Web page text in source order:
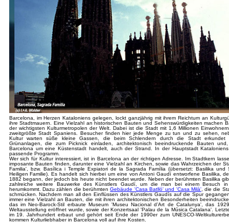
Barcelona, im Herzen Kataloniens gelegen, lockt ganzjährig mit ihrem Reichtum an
ihre Stadtmauern. Eine Vielzahl an historischen Bauten und Sehenswürdigkeiten machen
der wichtigsten Kulturmetropolen der Welt. Dabei ist die Stadt mit 1,6 Millionen
zweitgrößte Stadt Spaniens. Besucher finden hier jede Menge zu tun und zu sehen,
Kultur warten süße kleine Gassen, die beim Schlendern durch die Stadt erkundet
Grünanlagen, die zum Picknick einladen, architektonisch beeindruckende Bauten
Barcelona um eine Küstenstadt handelt, auch der Strand. In der Hauptstadt
passende Programm.
Wer sich für Kultur interessiert, ist in Barcelona an der richtigen Adresse. Im Stadtkern
imposante Bauten finden, darunter eine Vielzahl an Kirchen, sowie das Wahrzeichen der
Familia', bzw. Basílica i Temple Expiatori de la Sagrada Família (übersetzt: Basilika und
Heiligen Familie). Es handelt sich hierbei um eine von Antoni Gaudí entworfene Basilika,
1882 begann, der jedoch bis heute nicht beendet wurde. Neben der berühmten Basilika
zahlreiche weitere Bauwerke des Künstlers Gaudí, um die man bei einem Besuch
herumkommt. Dazu zählen die berühmtenGebäude 'Casa Batlló' und 'Casa Milà', die die
schmücken. Nachdem man all den Einflüssen des Künstlers Gaudís auf die Spur
immer eine Vielzahl an Bauten, die mit ihren architektonischen Besonderheiten
das im Neo-Barock-Stil erbaute Museum 'Museu Nacional d’Art de Catalunya', das
Weltausstellung eröffnet wurde, sowie der Konzertsaal 'Palau de la Música Catalana'.
im 19. Jahrhundert erbaut und gehört seit Ende der 1990er zum UNESCO-
kommen Kulturliebhaber in Barcelona voll auf ihre Kosten.